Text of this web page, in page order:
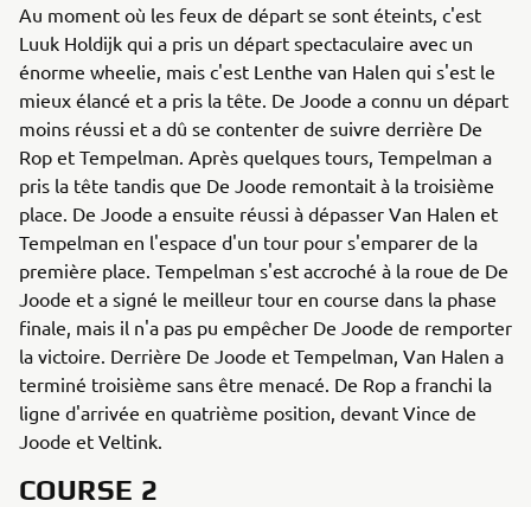
Au moment où les feux de départ se sont éteints, c'est
Luuk Holdijk qui a pris un départ spectaculaire avec un
énorme wheelie, mais c'est Lenthe van Halen qui s'est le
mieux élancé et a pris la tête. De Joode a connu un départ
moins réussi et a dû se contenter de suivre derrière De
Rop et Tempelman. Après quelques tours, Tempelman a
pris la tête tandis que De Joode remontait à la troisième
place. De Joode a ensuite réussi à dépasser Van Halen et
Tempelman en l'espace d'un tour pour s'emparer de la
première place. Tempelman s'est accroché à la roue de De
Joode et a signé le meilleur tour en course dans la phase
finale, mais il n'a pas pu empêcher De Joode de remporter
la victoire. Derrière De Joode et Tempelman, Van Halen a
terminé troisième sans être menacé. De Rop a franchi la
ligne d'arrivée en quatrième position, devant Vince de
Joode et Veltink.
COURSE 2